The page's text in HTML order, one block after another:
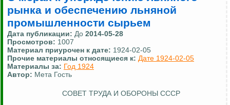
рынка и обеспечению льняной
промышленности сырьем
Дата публикации: До 2014-05-28
Просмотров: 1007
Материал приурочен к дате: 1924-02-05
Прочие материалы относящиеся к: Дате 1924-02-05
Материалы за: Год 1924
Автор: Мета Гость
СОВЕТ ТРУДА И ОБОРОНЫ СССР